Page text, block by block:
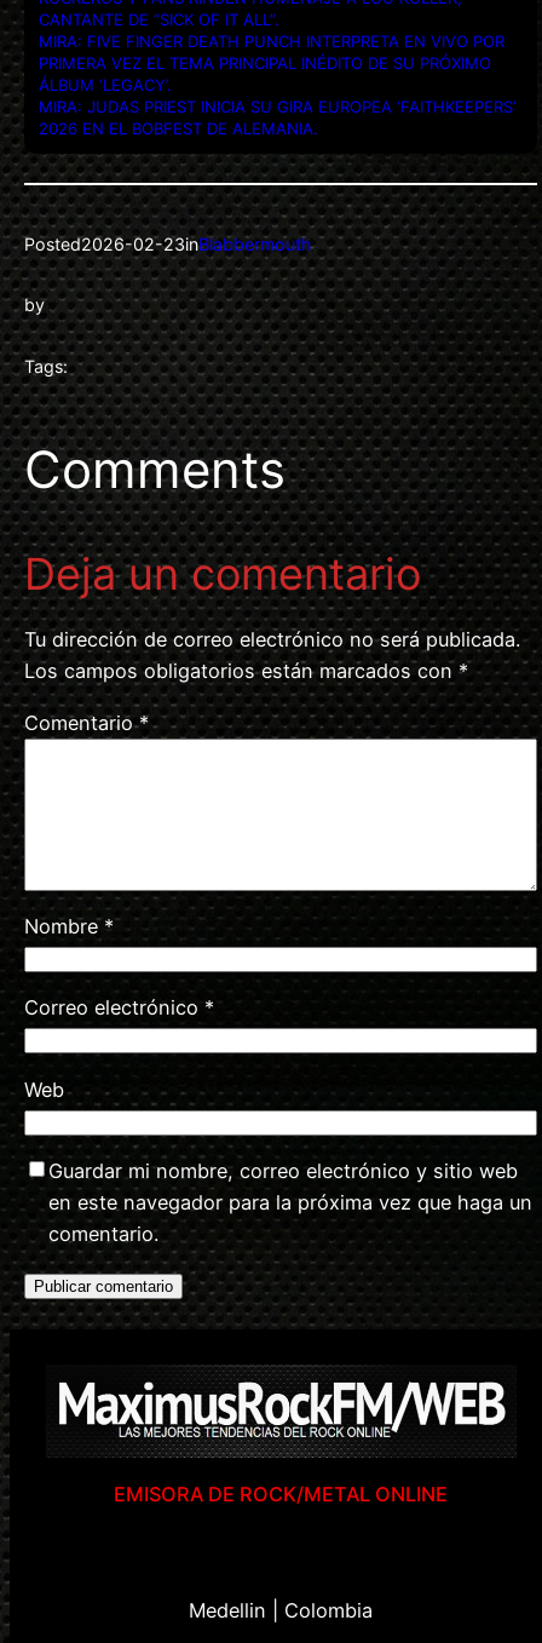
CANTANTE DE “SICK OF IT ALL”.
MIRA: FIVE FINGER DEATH PUNCH INTERPRETA EN VIVO POR
PRIMERA VEZ EL TEMA PRINCIPAL INÉDITO DE SU PRÓXIMO
ÁLBUM ‘LEGACY’.
MIRA: JUDAS PRIEST INICIA SU GIRA EUROPEA ‘FAITHKEEPERS’
2026 EN EL BOBFEST DE ALEMANIA.
Posted2026-02-23inBlabbermouth
by
Tags:
Comments
Deja un comentario
Tu dirección de correo electrónico no será publicada.
Los campos obligatorios están marcados con *
Comentario*
Nombre*
Correo electrónico *
Web
Guardar mi nombre, correo electrónico y sitio web
en este navegador para la próxima vez que haga un
comentario.
EMISORA DE ROCK/METAL ONLINE
Medellin | Colombia